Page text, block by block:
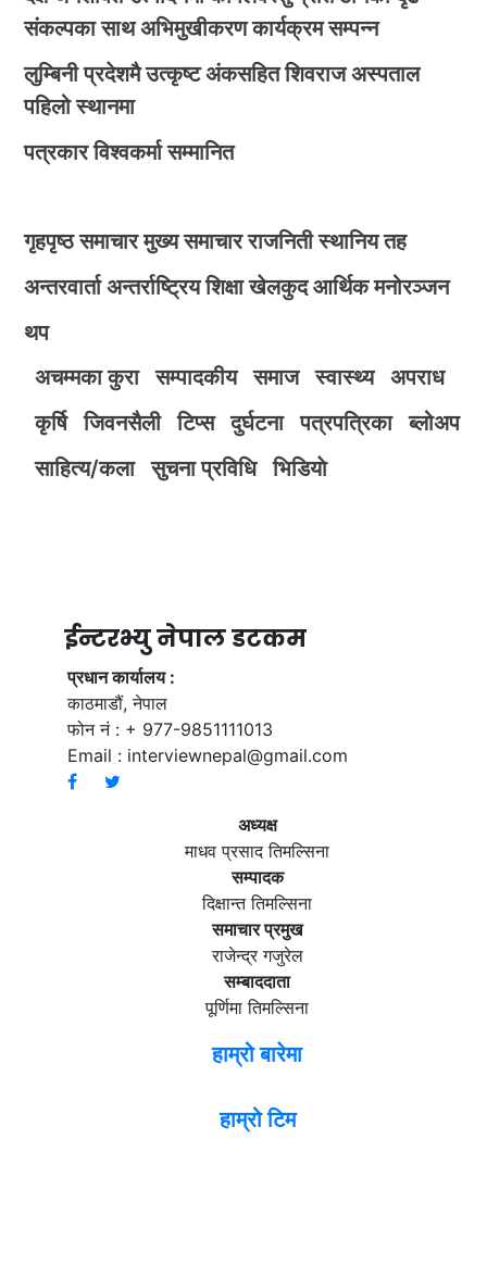
संकल्पका साथ अभिमुखीकरण कार्यक्रम सम्पन्न
लुम्बिनी प्रदेशमै उत्कृष्ट अंकसहित शिवराज अस्पताल
पहिलो स्थानमा
पत्रकार विश्वकर्मा सम्मानित
गृहपृष्ठ समाचार मुख्य समाचार राजनिती स्थानिय तह
अन्तरवार्ता अन्तर्राष्ट्रिय शिक्षा खेलकुद आर्थिक मनोरञ्जन
थप
अचम्मका कुरा
सम्पादकीय समाज स्वास्थ्य
अपराध
कृर्षि
जिवनसैली टिप्स दुर्घटना पत्रपत्रिका
ब्लोअप
साहित्य/कला
सुचना प्रविधि भिडियाे
ईन्टरभ्यु नेपाल डटकम
प्रधान कार्यालय :
काठमाडौं, नेपाल
फोन नं : + 977-9851111013
Email : interviewnepal@gmail.com
अध्यक्ष
माधव प्रसाद तिमल्सिना
सम्पादक
दिक्षान्त तिमल्सिना
समाचार प्रमुख
राजेन्द्र गजुरेल
सम्बाददाता
पूर्णिमा तिमल्सिना
हाम्रो बारेमा
हाम्रो टिम